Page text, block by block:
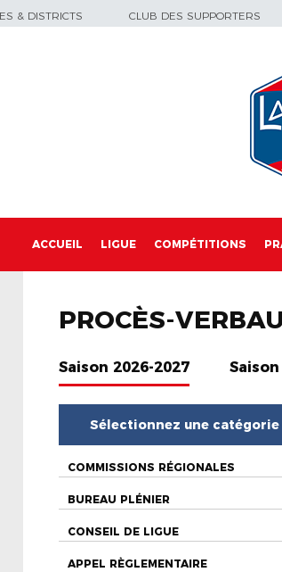
& DISTRICTS CLUB DES SUPPORTERS
ACCUEIL LIGUE COMPÉTITIONS
PROCÈS-
Saison 2026-2027
Sélectionnez une catégorie
COMMISSIONS RÉGIONALES
BUREAU PLÉNIER
CONSEIL DE LIGUE
APPEL RÈGLEMENTAIRE